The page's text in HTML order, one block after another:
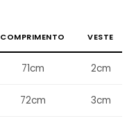
COMPRIMENTO VESTE
71cm 2cm
72cm 3cm